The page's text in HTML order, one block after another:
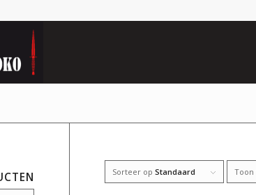
Sorteer opStandaard Toon